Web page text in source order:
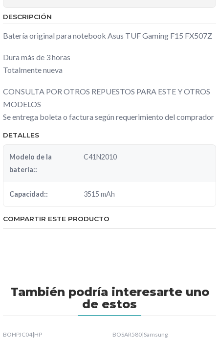
DESCRIPCIÓN
Batería original para notebook Asus TUF Gaming F15 FX507Z
Dura más de 3 horas
Totalmente nueva
CONSULTA POR OTROS REPUESTOS PARA ESTE Y OTROS
MODELOS
Se entrega boleta o factura según requerimiento del comprador
DETALLES
Modelo de la
batería::
C41N2010
Capacidad:: 3515 mAh
COMPARTIR ESTE PRODUCTO
También podría interesarte uno
de estos
BOHPJC04|HP BOSAR580|Samsung